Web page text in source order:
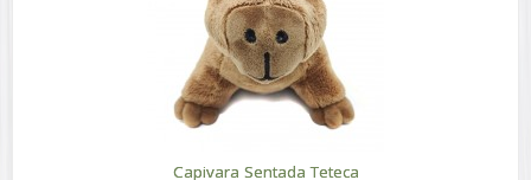
Capivara Sentada Teteca